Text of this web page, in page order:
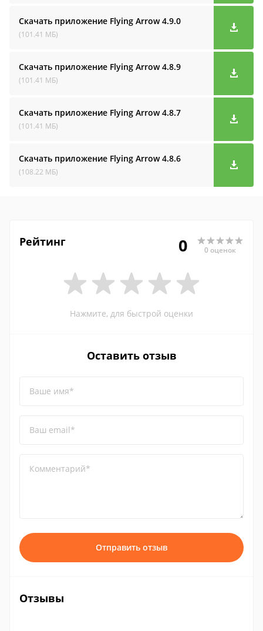
Скачать приложение Flying Arrow4.9.0
(101.41 МБ)
Скачать приложение Flying Arrow4.8.9
(101.41 МБ)
Скачать приложение Flying Arrow4.8.7
(101.41 МБ)
Скачать приложение Flying Arrow4.8.6
(108.22 МБ)
Рейтинг 0 0 оценок
Нажмите, для быстрой оценки
Оставить отзыв
Ваше имя*
Ваш email*
Комментарий*
Отправить отзыв
Отзывы